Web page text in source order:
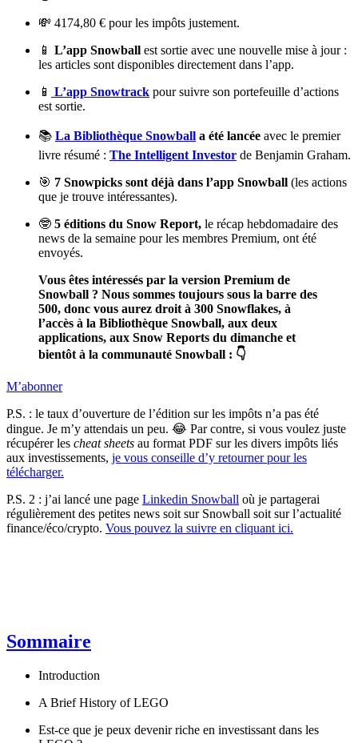
💸 4174,80 € pour les impôts justement.
📱 L’app Snowball est sortie avec une nouvelle mise à jour :
les articles sont disponibles directement dans l’app.
📱 L’app Snowtrack pour suivre son portefeuille d’actions
est sortie.
📚 La Bibliothèque Snowball a été lancée avec le premier
livre résumé : The Intelligent Investor de Benjamin Graham.
🎯 7 Snowpicks sont déjà dans l’app Snowball (les actions
que je trouve intéressantes).
🤓 5 éditions du Snow Report, le récap hebdomadaire des
news de la semaine pour les membres Premium, ont été
envoyés.
Vous êtes intéressés par la version Premium de
Snowball ? Nous sommes toujours sous la barre des
500, donc vous aurez droit à 300 Snowflakes, à
l’accès à la Bibliothèque Snowball, aux deux
applications, aux Snow Reports du dimanche et
bientôt à la communauté Snowball : 👇
M’abonner
P.S. : le taux d’ouverture de l’édition sur les impôts n’a pas été
dingue. Je m’y attendais un peu. 😂 Par contre, si vous voulez juste
récupérer les cheat sheets au format PDF sur les divers impôts liés
aux investissements, je vous conseille d’y retourner pour les
télécharger.
P.S. 2 : j’ai lancé une page Linkedin Snowball où je partagerai
régulièrement des petites news soit sur Snowball soit sur l’actualité
finance/éco/crypto. Vous pouvez la suivre en cliquant ici.
Sommaire
Introduction
A Brief History of LEGO
Est-ce que je peux devenir riche en investissant dans les